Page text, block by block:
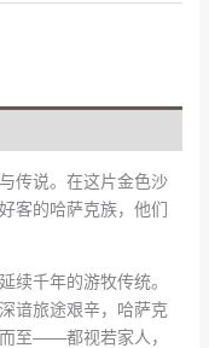
传说。在这片金色沙
客的哈萨克族，他们
续千年的游牧传统。
谙旅途艰辛，哈萨克
至——都视若家人，